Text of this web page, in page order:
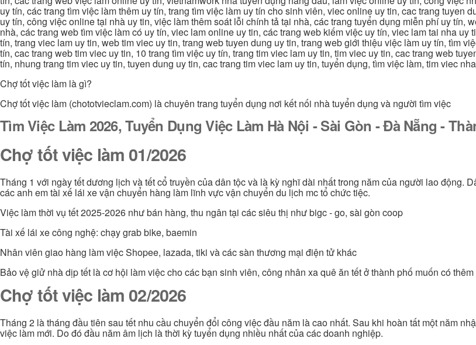
uy tín, các trang tìm việc làm thêm uy tín, trang tìm việc làm uy tín cho sinh viên, viec online uy tin, cac trang tuyen
uy tín, công việc online tại nhà uy tin, việc làm thêm soát lỗi chính tả tại nhà, các trang tuyển dụng miễn phí uy tín,
nhà, các trang web tìm việc làm có uy tín, viec lam online uy tin, các trang web kiếm việc uy tín, viec lam tai nha
tín, trang viec lam uy tin, web tim viec uy tin, trang web tuyen dung uy tin, trang web giới thiệu việc làm uy tín, tìm
tín, cac trang web tim viec uy tin, 10 trang tìm việc uy tín, trang tim viec lam uy tin, tim viec uy tin, cac trang web
tín, nhung trang tim viec uy tin, tuyen dung uy tin, cac trang tim viec lam uy tin, tuyển dụng, tìm việc làm, tim viec
Chợ tốt việc làm là gì?
Chợ tốt việc làm (chototvieclam.com) là chuyên trang tuyển dụng nơi kết nối nhà tuyển dụng và người tìm việc
Tìm Việc Làm 2026, Tuyển Dụng Việc Làm Hà Nội - Sài Gòn - Đà Nẵng -
Chợ tốt việc làm 01/2026
Tháng 1 với ngày tết dương lịch và tết cổ truyền của dân tộc và là kỳ nghĩ dài nhất trong năm của người lao động.
các anh em tài xế lái xe vận chuyển hàng làm lĩnh vực vận chuyển du lịch mc tổ chức tiệc.
Việc làm thời vụ tết 2025-2026 như bán hàng, thu ngân tại các siêu thị như bigc - go, sài gòn coop
Tài xế lái xe công nghệ: chạy grab bike, baemin
Nhân viên giao hàng làm việc Shopee, lazada, tiki và các sàn thương mại điện tử khác
Bảo vệ giử nhà dịp tết là cơ hội làm việc cho các bạn sinh viên, công nhân xa quê ăn tết ở thành phố muốn có
Chợ tốt việc làm 02/2026
Tháng 2 là tháng đầu tiên sau tết nhu cầu chuyển đổi công việc đầu năm là cao nhất. Sau khi hoàn tất một năm
việc làm mới. Do đó đầu năm âm lịch là thời kỳ tuyển dụng nhiều nhất của các doanh nghiệp.